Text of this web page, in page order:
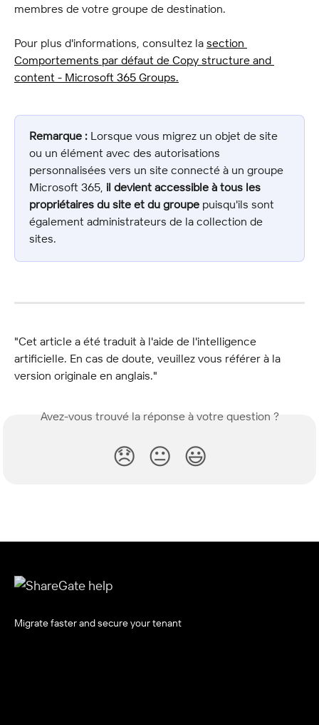
membres de votre groupe de destination.
Pour plus d'informations, consultez la section
Comportements par défaut de Copy structure and
content - Microsoft 365 Groups.
Remarque : Lorsque vous migrez un objet de site
ou un élément avec des autorisations
personnalisées vers un site connecté à un groupe
Microsoft 365, il devient accessible à tous les
propriétaires du site et du groupe puisqu'ils sont
également administrateurs de la collection de
sites.
"Cet article a été traduit à l'aide de l'intelligence
artificielle. En cas de doute, veuillez vous référer à la
version originale en anglais."
Avez-vous trouvé la réponse à votre question ?
😞 😐 😃
Migrate faster and secure your tenant